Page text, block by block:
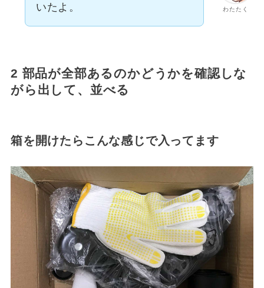
わたたく
いたよ。
2 部品が全部あるのかどうかを確認しな
がら出して、並べる
箱を開けたらこんな感じで入ってます